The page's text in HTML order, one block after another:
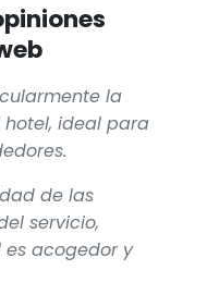
la
ideal para
de las
servicio,
es acogedor y